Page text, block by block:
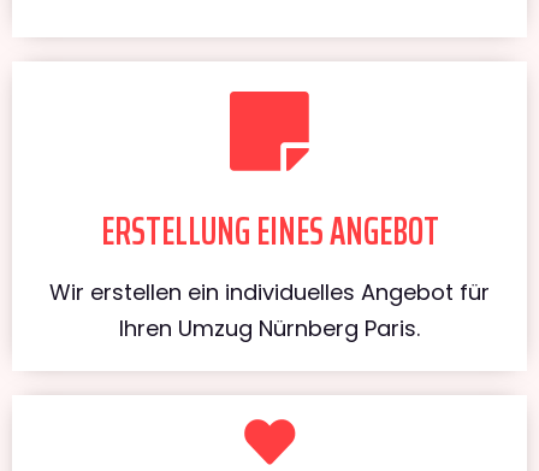
ERSTELLUNG EINES ANGEBOT
Wir erstellen ein individuelles Angebot für
Ihren Umzug Nürnberg Paris.